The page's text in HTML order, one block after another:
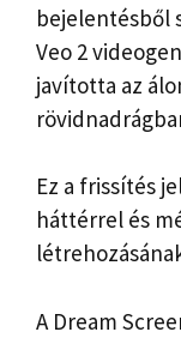
bejelentésből
Veo 2
javította az
Ez a frissítés
háttérrel és
A Dream